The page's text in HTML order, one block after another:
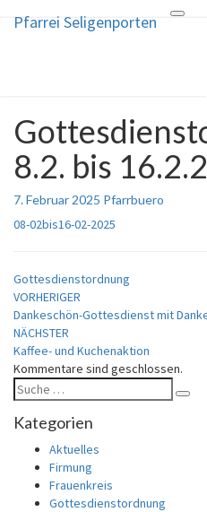
Toggle
Pfarrei Seligenporten
Pfarrei
Gottesdienstordnung
vom
8.2.
bis
16.2.2025
8.2. bis
7. Februar 2025 Pfarrbuero
08-02bis16-02-2025
Gottesdienstordnung
VORHERIGER
Dankeschön-Gottesdienst mit
NÄCHSTER
Kaffee- und Kuchenaktion
Kommentare sind geschlossen.
Suche
nach:
Kategorien
Aktuelles
Firmung
Frauenkreis
Gottesdienstordnung